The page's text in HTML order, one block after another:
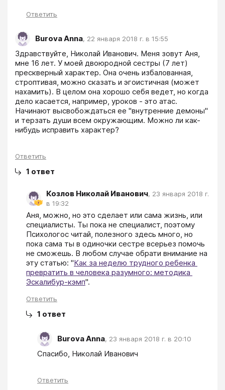
Ответить
Burova Anna, 22 января 2018 г. в 15:55
Здравствуйте, Николай Иванович. Меня зовут Аня,
мне 16 лет. У моей двоюродной сестры (7 лет)
прескверный характер. Она очень избалованная,
строптивая, можно сказать и эгоистичная (может
нахамить). В целом она хорошо себя ведет, но когда
дело касается, например, уроков - это атас.
Начинают высвобождаться ее "внутренние демоны"
и терзать души всем окружающим. Можно ли как-
нибудь исправить характер?
Ответить
1 ответ
Козлов Николай Иванович, 23 января 2018 г.
в 19:32
Аня, можно, но это сделает или сама жизнь, или
специалисты. Ты пока не специалист, поэтому
Психологос читай, полезного здесь много, но
пока сама ты в одиночки сестре всерьез помочь
не сможешь. В любом случае обрати внимание на
эту статью: "Как за неделю трудного ребенка
превратить в человека разумного: методика
Эскалибур-кэмп".
Ответить
1 ответ
Burova Anna, 23 января 2018 г. в 20:10
Спасибо, Николай Иванович
Ответить